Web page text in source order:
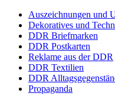
Auszeichnungen und
Dekoratives und
DDR Briefmarken
DDR Postkarten
Reklame aus der DDR
DDR Textilien
DDR
Propaganda